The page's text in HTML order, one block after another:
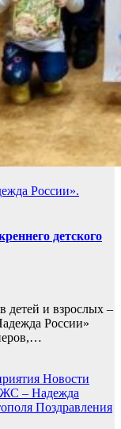
России».
детского
детей и взрослых –
России»
Новости
– Надежда
Поздравления